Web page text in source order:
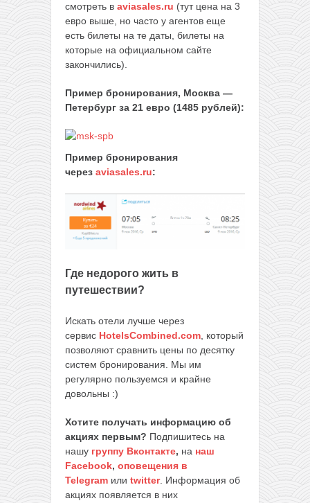
смотреть в aviasales.ru (тут цена на 3
евро выше, но часто у агентов еще
есть билеты на те даты, билеты на
которые на официальном сайте
закончились).
Пример бронирования, Москва —
Петербург за 21 евро (1485 рублей):
Пример бронирования
через aviasales.ru:
Где недорого жить в
путешествии?
Искать отели лучше через
сервис HotelsCombined.com, который
позволяют сравнить цены по десятку
систем бронирования. Мы им
регулярно пользуемся и крайне
довольны :)
Хотите получать информацию об
акциях первым? Подпишитесь на
нашу группу Вконтакте, на наш
Facebook, оповещения в
Telegram или twitter. Информация об
акциях появляется в них